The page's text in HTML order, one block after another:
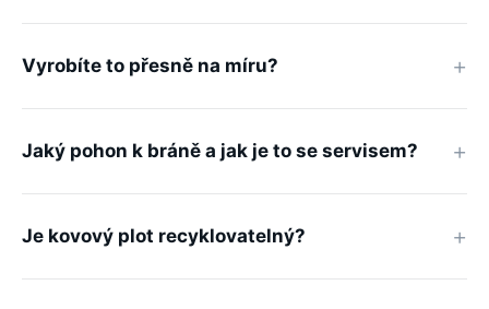
Vyrobíte to přesně na míru?
Jaký pohon k bráně a jak je to se servisem?
Je kovový plot recyklovatelný?